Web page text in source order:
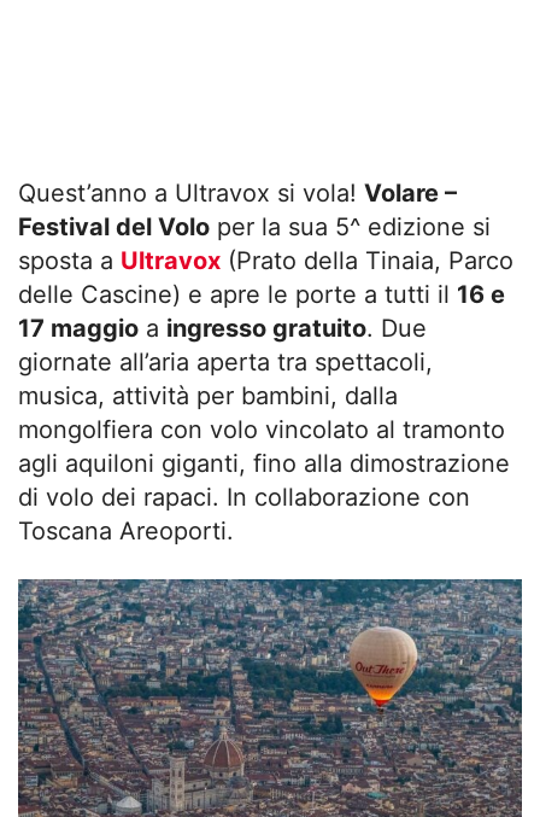
Quest’anno a Ultravox si vola! Volare –
Festival del Volo per la sua 5^ edizione si
sposta a Ultravox (Prato della Tinaia, Parco
delle Cascine) e apre le porte a tutti il 16 e
17 maggio a ingresso gratuito. Due
giornate all’aria aperta tra spettacoli,
musica, attività per bambini, dalla
mongolfiera con volo vincolato al tramonto
agli aquiloni giganti, fino alla dimostrazione
di volo dei rapaci. In collaborazione con
Toscana Areoporti.